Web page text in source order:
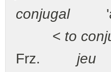
conjugal
< to
Frz. jeu